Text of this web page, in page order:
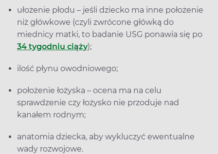
ułożenie płodu – jeśli dziecko ma inne położenie
niż główkowe (czyli zwrócone główką do
miednicy matki, to badanie USG ponawia się po
34 tygodniu ciąży);
ilość płynu owodniowego;
położenie łożyska – ocena ma na celu
sprawdzenie czy łożysko nie przoduje nad
kanałem rodnym;
anatomia dziecka, aby wykluczyć ewentualne
wady rozwojowe.